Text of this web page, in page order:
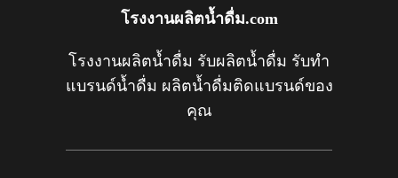
โรงงานผลิตน้ำดื่ม.com
โรงงานผลิตน้ำดื่ม รับผลิตน้ำดื่ม รับทำ
แบรนด์น้ำดื่ม ผลิตน้ำดื่มติดแบรนด์ของ
คุณ